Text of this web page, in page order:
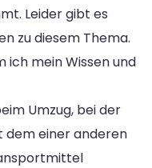
Leider gibt es
zu diesem Thema.
ich mein Wissen und
Umzug, bei der
dem einer anderen